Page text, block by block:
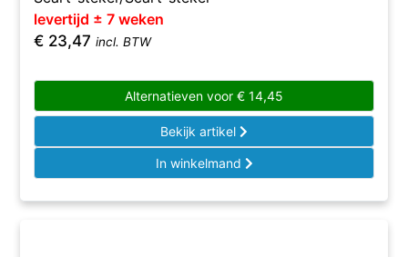
levertijd ± 7 weken
€ 23,47 incl. BTW
Alternatieven voor € 14,45
Bekijk artikel
In winkelmand